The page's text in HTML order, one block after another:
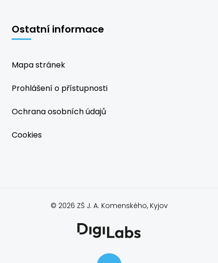
Ostatní informace
Mapa stránek
Prohlášení o přístupnosti
Ochrana osobních údajů
Cookies
© 2026 ZŠ J. A. Komenského, Kyjov